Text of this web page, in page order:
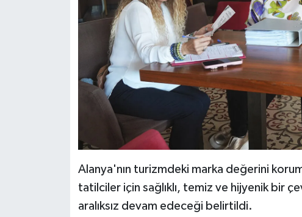
Alanya'nın turizmdeki marka değerini
tatilciler için sağlıklı, temiz ve hijyenik bir
aralıksız devam edeceği belirtildi.